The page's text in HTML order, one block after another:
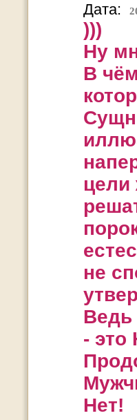
Дата:
)))
Ну
В
не
Ведь
- это
Нет!